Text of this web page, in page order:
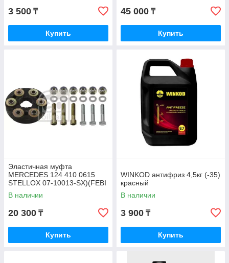
3 500 ₸
Купить
45 000 ₸
Купить
Эластичная муфта
MERCEDES 124 410 0615
STELLOX 07-10013-SX)(FEBI
1975)
В наличии
20 300 ₸
Купить
WINKOD антифриз 4,5кг (-35)
красный
В наличии
3 900 ₸
Купить